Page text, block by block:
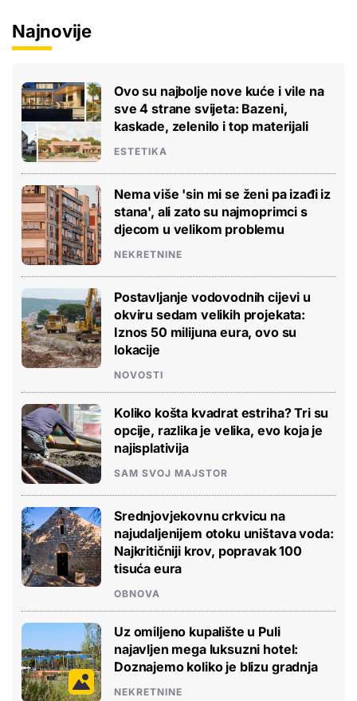
Najnovije
Ovo su najbolje nove kuće i vile na
sve 4 strane svijeta: Bazeni,
kaskade, zelenilo i top materijali
ESTETIKA
Nema više 'sin mi se ženi pa izađi iz
stana', ali zato su najmoprimci s
djecom u velikom problemu
NEKRETNINE
Postavljanje vodovodnih cijevi u
okviru sedam velikih projekata:
Iznos 50 milijuna eura, ovo su
lokacije
NOVOSTI
Koliko košta kvadrat estriha? Tri su
opcije, razlika je velika, evo koja je
najisplativija
SAM SVOJ MAJSTOR
Srednjovjekovnu crkvicu na
najudaljenijem otoku uništava voda:
Najkritičniji krov, popravak 100
tisuća eura
OBNOVA
Uz omiljeno kupalište u Puli
najavljen mega luksuzni hotel:
Doznajemo koliko je blizu gradnja
NEKRETNINE